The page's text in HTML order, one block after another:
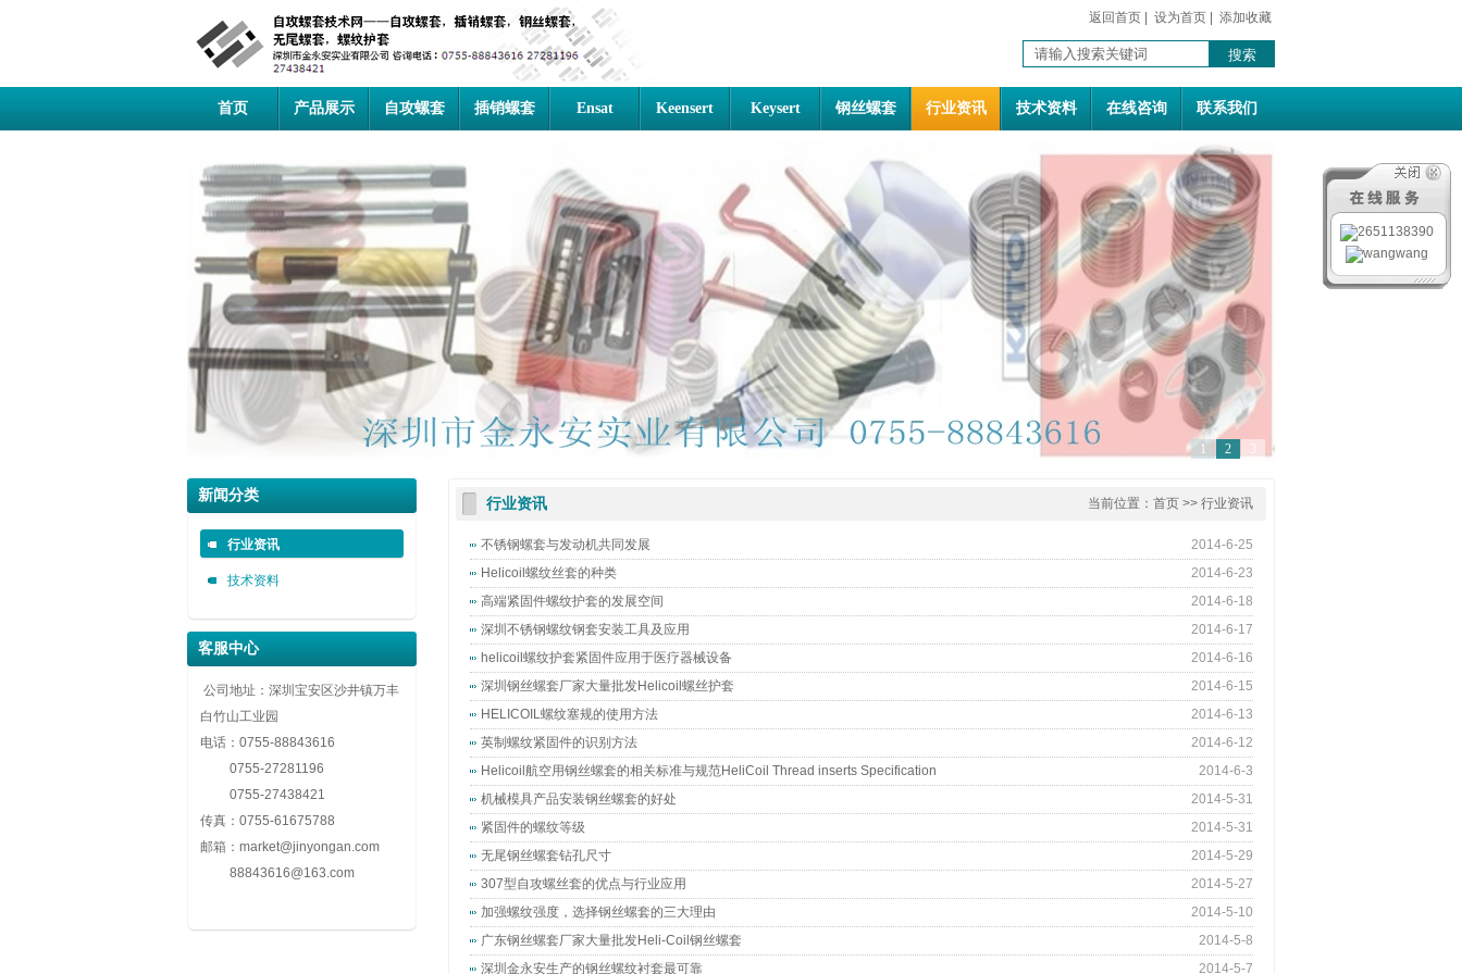
返回首页 设为首页 添加收藏
首页 产品展示 自攻螺套 插销螺套 Ensat Keensert Keysert 钢丝螺套 行业资讯 技术资料 在线咨询 联系我们
深圳市金永安装实业有限公司 0755-88843616
自攻螺套，无尾螺套，钢丝螺套，插销螺套厂家深圳市金永安装实业有限公司 0755-88843616
深圳市金永安装实业有限公司 0755-88843616
自攻螺套，无尾螺套，钢丝螺套，插销螺套厂家深圳市金永安装实业有限公司 0755-88843616
深圳市金永安装实业有限公司 0755-88843616
自攻螺套，无尾螺套，钢丝螺套，插销螺套厂家深圳市金永安装实业有限公司 0755-88843616
1 2
新闻分类
行业资讯
技术资料
客服中心
公司地址：深圳宝安区沙井镇万丰
白竹山工业园
电话： 0755-88843616
0755-27281196
0755-27438421
传真： 0755-61675788
邮箱： market@jinyongan.com
88843616@163.com
行业资讯 当前位置： 首页 >> 行业资讯
2014-6-25
不锈钢螺套与发动机共同发展
2014-6-23
Helicoil螺纹丝套的种类
2014-6-18
高端紧固件螺纹护套的发展空间
2014-6-17
深圳不锈钢螺纹钢套安装工具及应用
2014-6-16
helicoil螺纹护套紧固件应用于医疗器械设备
2014-6-15
深圳钢丝螺套厂家大量批发Helicoil螺丝护套
2014-6-13
HELICOIL螺纹塞规的使用方法
2014-6-12
英制螺纹紧固件的识别方法
2014-6-3
Helicoil航空用钢丝螺套的相关标准与规范HeliCoil Thread inserts Specification
2014-5-31
机械模具产品安装钢丝螺套的好处
2014-5-31
紧固件的螺纹等级
2014-5-29
无尾钢丝螺套钻孔尺寸
2014-5-27
307型自攻螺丝套的优点与行业应用
2014-5-10
加强螺纹强度，选择钢丝螺套的三大理由
2014-5-8
广东钢丝螺套厂家大量批发Heli-Coil钢丝螺套
2014-5-7
深圳金永安生产的钢丝螺纹衬套最可靠